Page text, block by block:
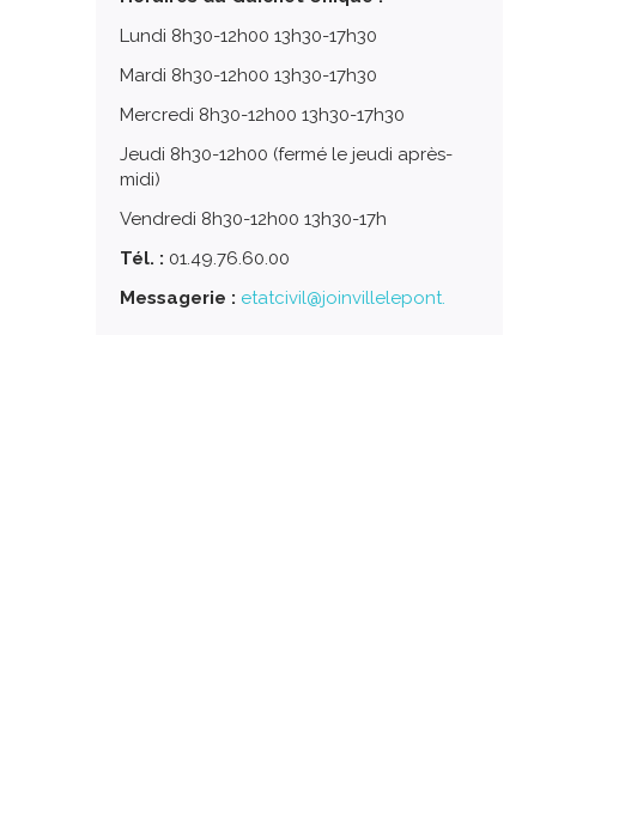
Lundi 8h30-12h00 13h30-17h30
Mardi 8h30-12h00 13h30-17h30
Mercredi 8h30-12h00 13h30-17h30
Jeudi 8h30-12h00 (fermé le jeudi après-
midi)
Vendredi 8h30-12h00 13h30-17h
Tél. : 01.49.76.60.00
Messagerie : etatcivil@joinvillelepont.